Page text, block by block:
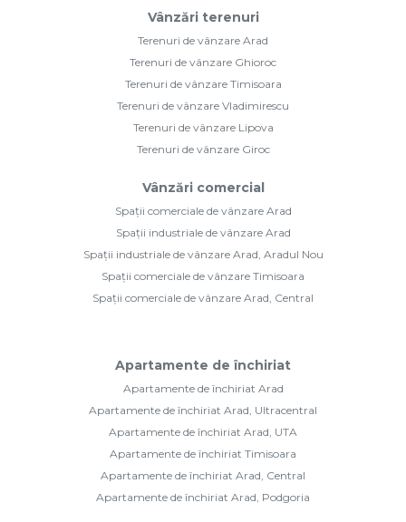
Vânzări terenuri
Terenuri de vânzare Arad
Terenuri de vânzare Ghioroc
Terenuri de vânzare Timisoara
Terenuri de vânzare Vladimirescu
Terenuri de vânzare Lipova
Terenuri de vânzare Giroc
Vânzări comercial
Spații comerciale de vânzare Arad
Spații industriale de vânzare Arad
Spații industriale de vânzare Arad, Aradul Nou
Spații comerciale de vânzare Timisoara
Spații comerciale de vânzare Arad, Central
Apartamente de închiriat
Apartamente de închiriat Arad
Apartamente de închiriat Arad, Ultracentral
Apartamente de închiriat Arad, UTA
Apartamente de închiriat Timisoara
Apartamente de închiriat Arad, Central
Apartamente de închiriat Arad, Podgoria